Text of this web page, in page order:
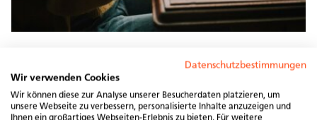
Treten Sie in Kontakt mit uns. Nutzen Sie dafür das
Kontaktformular.
Datenschutzbestimmungen
Wir verwenden Cookies
Wir können diese zur Analyse unserer Besucherdaten platzieren, um
unsere Webseite zu verbessern, personalisierte Inhalte anzuzeigen und
Ihnen ein großartiges Webseiten-Erlebnis zu bieten. Für weitere